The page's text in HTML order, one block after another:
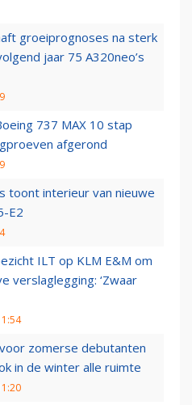
groeiprognoses na sterk
jaar 75 A320neo’s
737 MAX 10 stap
afgerond
toont interieur van nieuwe
E2
ILT op KLM E&M om
verslaglegging: ‘Zwaar
zomerse debutanten
in de winter alle ruimte